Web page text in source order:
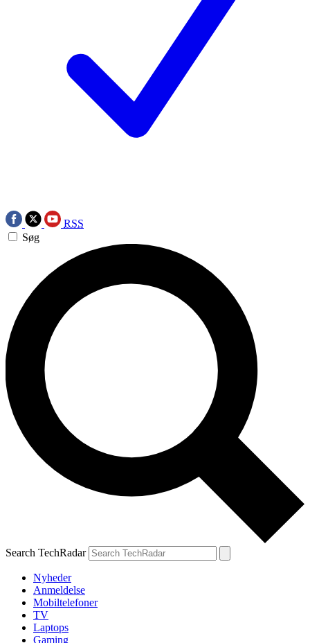
RSS
Søg
Search TechRadar
Nyheder
Anmeldelse
Mobiltelefoner
TV
Laptops
Gaming